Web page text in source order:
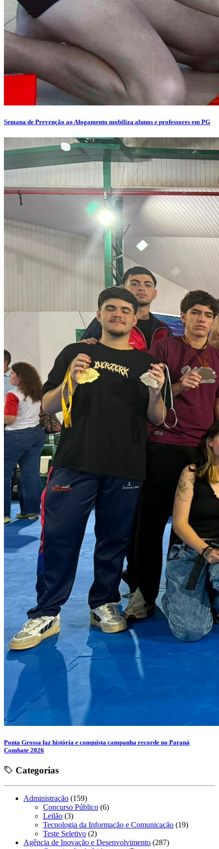
Semana de Prevenção ao Afogamento mobiliza alunos e professores em PG
Ponta Grossa faz história e conquista campanha recorde no Paraná
Combate 2026
Categorias
Administração (159)
Concurso Público (6)
Leilão (3)
Tecnologia da Informação e Comunicação (19)
Teste Seletivo (2)
Agência de Inovação e Desenvolvimento (287)